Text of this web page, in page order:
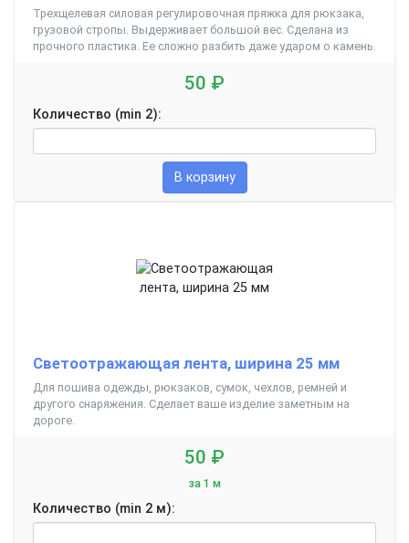
Трехщелевая силовая регулировочная пряжка для рюкзака,
грузовой стропы. Выдерживает большой вес. Сделана из
прочного пластика. Ее сложно разбить даже ударом о камень.
50 ₽
Количество (min 2):
В корзину
Светоотражающая лента, ширина 25 мм
Для пошива одежды, рюкзаков, сумок, чехлов, ремней и
другого снаряжения. Сделает ваше изделие заметным на
дороге.
50 ₽
за 1 м
Количество (min 2 м):